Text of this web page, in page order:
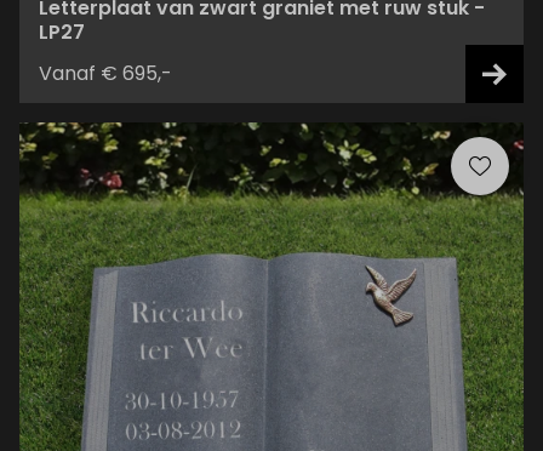
Letterplaat van zwart graniet met ruw stuk -
LP27
Vanaf € 695,-